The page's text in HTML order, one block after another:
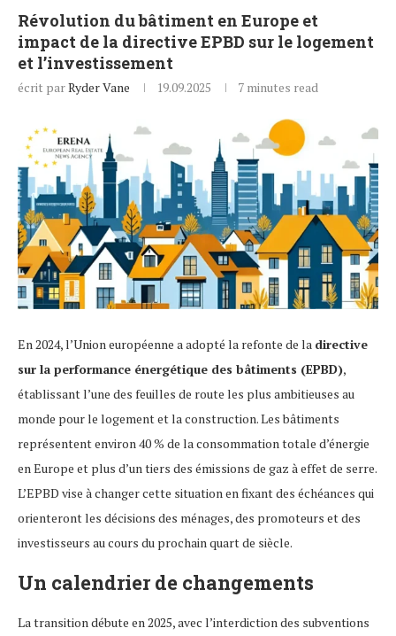
Révolution du bâtiment en Europe et
impact de la directive EPBD sur le logement
et l’investissement
écrit parRyder Vane 19.09.2025 7 minutes read
En 2024, l’Union européenne a adopté la refonte de la directive
sur la performance énergétique des bâtiments (EPBD),
établissant l’une des feuilles de route les plus ambitieuses au
monde pour le logement et la construction. Les bâtiments
représentent environ 40 % de la consommation totale d’énergie
en Europe et plus d’un tiers des émissions de gaz à effet de serre.
L’EPBD vise à changer cette situation en fixant des échéances qui
orienteront les décisions des ménages, des promoteurs et des
investisseurs au cours du prochain quart de siècle.
Un calendrier de changements
La transition débute en 2025, avec l’interdiction des subventions